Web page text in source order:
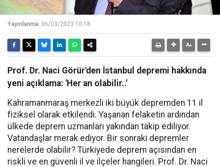
Yayınlanma: 06/03/2023 10:18
Prof. Dr. Naci Görür'den İstanbul depremi hakkında
yeni açıklama: 'Her an olabilir..'
Kahramanmaraş merkezli iki büyük depremden 11 il
fiziksel olarak etkilendi. Yaşanan felaketin ardından
ülkede deprem uzmanları yakından takip ediliyor.
Vatandaşlar merak ediyor. Bir sonraki depremler
nerelerde olabilir? Türkiyede deprem açısından en
riskli ve en güvenli il ve ilçeler hangileri. Prof. Dr. Naci